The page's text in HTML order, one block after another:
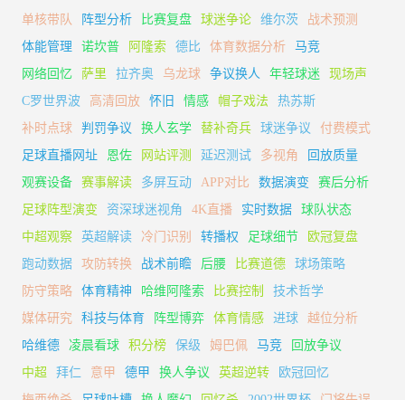
单核带队
阵型分析 比赛复盘 球迷争论 维尔茨
战术预测
体能管理
诺坎普 阿隆索 德比 体育数据分析
马竞
网络回忆
萨里 拉齐奥 乌龙球 争议换人 年轻球迷
现场声
C罗世界波
高清回放 怀旧 情感 帽子戏法
热苏斯
补时点球
判罚争议 换人玄学 替补奇兵 球迷争议
付费模式
足球直播网址
恩佐 网站评测 延迟测试 多视角
回放质量
观赛设备
赛事解读 多屏互动 APP对比 数据演变
赛后分析
足球阵型演变
资深球迷视角 4K直播 实时数据
球队状态
中超观察
英超解读 冷门识别 转播权 足球细节
欧冠复盘
跑动数据
攻防转换 战术前瞻 后腰 比赛道德
球场策略
防守策略
体育精神 哈维阿隆索 比赛控制
技术哲学
媒体研究
科技与体育 阵型博弈 体育情感 进球
越位分析
哈维德
凌晨看球 积分榜 保级 姆巴佩 马竞
回放争议
中超
拜仁 意甲 德甲 换人争议 英超逆转
欧冠回忆